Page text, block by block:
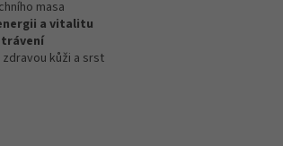
masa
a vitalitu
kůži a srst